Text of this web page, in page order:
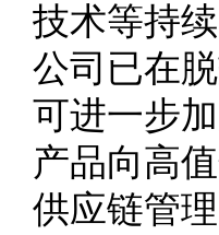
技术等持
公司已在
可进一步
产品向高
供应链管